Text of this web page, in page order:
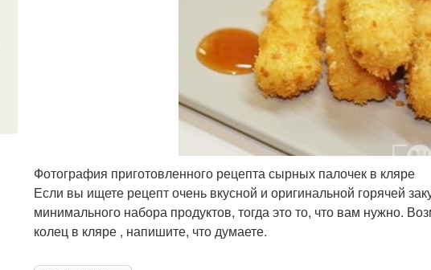
Фотография приготовленного рецепта сырных палочек в кляре
Если вы ищете рецепт очень вкусной и оригинальной горячей
минимального набора продуктов, тогда это то, что вам нужно.
колец в кляре , напишите, что думаете.